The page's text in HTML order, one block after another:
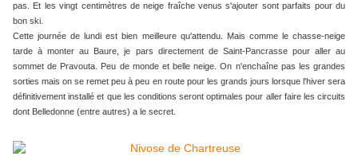
pas. Et les vingt centimètres de neige fraîche venus s'ajouter sont parfaits pour du
bon ski.
Cette journée de lundi est bien meilleure qu'attendu. Mais comme le chasse-neige
tarde à monter au Baure, je pars directement de Saint-Pancrasse pour aller au
sommet de Pravouta. Peu de monde et belle neige. On n'enchaîne pas les grandes
sorties mais on se remet peu à peu en route pour les grands jours lorsque l'hiver sera
définitivement installé et que les conditions seront optimales pour aller faire les circuits
dont Belledonne (entre autres) a le secret.